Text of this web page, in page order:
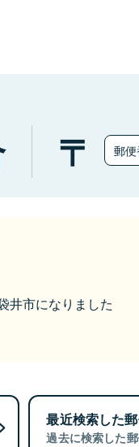
郵
井市になりました
最近検索した
過去に検索した